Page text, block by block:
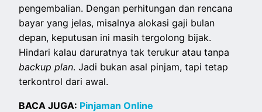
pengembalian. Dengan perhitungan dan rencana
bayar yang jelas, misalnya alokasi gaji bulan
depan, keputusan ini masih tergolong bijak.
Hindari kalau daruratnya tak terukur atau tanpa
backup plan. Jadi bukan asal pinjam, tapi tetap
terkontrol dari awal.
BACA JUGA: Pinjaman Online